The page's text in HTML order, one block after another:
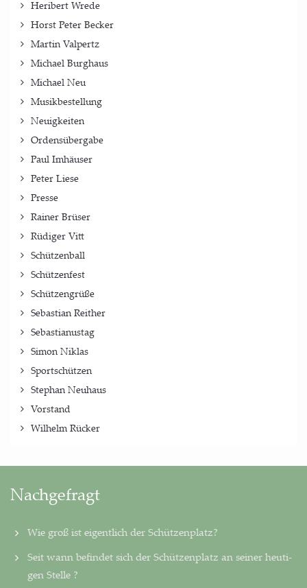
Heribert Wrede
Horst Peter Becker
Martin Valpertz
Michael Burghaus
Michael Neu
Musikbestellung
Neuigkeiten
Ordensübergabe
Paul Imhäuser
Peter Liese
Presse
Rainer Brüser
Rüdiger Vitt
Schützenball
Schützenfest
Schützengrüße
Sebastian Reither
Sebastianustag
Simon Niklas
Sportschützen
Stephan Neuhaus
Vorstand
Wilhelm Rücker
Nachgefragt
Wie groß ist eigentlich der Schützenplatz?
Seit wann befindet sich der Schützenplatz an seiner heu­ti­
gen Stelle ?